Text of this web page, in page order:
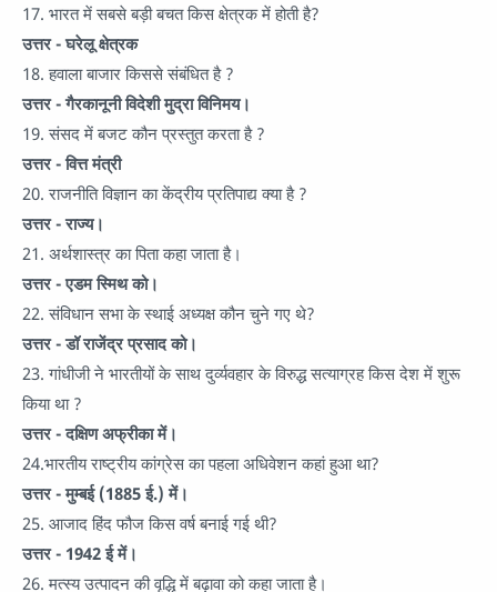
17. भारत में सबसे बड़ी बचत किस क्षेत्रक में होती है?
उत्तर - घरेलू क्षेत्रक
18. हवाला बाजार किससे संबंधित है ?
उत्तर - गैरकानूनी विदेशी मुद्रा विनिमय।
19. संसद में बजट कौन प्रस्तुत करता है ?
उत्तर - वित्त मंत्री
20. राजनीति विज्ञान का केंद्रीय प्रतिपाद्य क्या है ?
उत्तर - राज्य।
21. अर्थशास्त्र का पिता कहा जाता है।
उत्तर - एडम स्मिथ को।
22. संविधान सभा के स्थाई अध्यक्ष कौन चुने गए थे?
उत्तर - डॉ राजेंद्र प्रसाद को।
23. गांधीजी ने भारतीयों के साथ दुर्व्यवहार के विरुद्ध सत्याग्रह किस देश में शुरू
किया था ?
उत्तर - दक्षिण अफ्रीका में।
24.भारतीय राष्ट्रीय कांग्रेस का पहला अधिवेशन कहां हुआ था?
उत्तर - मुम्बई (1885 ई.) में।
25. आजाद हिंद फौज किस वर्ष बनाई गई थी?
उत्तर - 1942 ई में।
26. मत्स्य उत्पादन की वृद्धि में बढ़ावा को कहा जाता है।